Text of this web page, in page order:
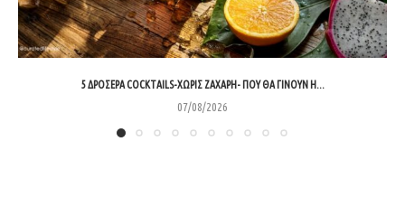
5 ΔΡΟΣΕΡΆ COCKTAILS-ΧΩΡΊΣ ΖΆΧΑΡΗ- ΠΟΥ ΘΑ ΓΊΝΟΥΝ Η...
07/08/2026